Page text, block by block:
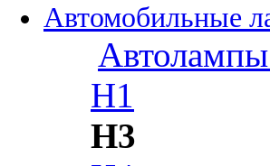
Автомобильные
H1
H3